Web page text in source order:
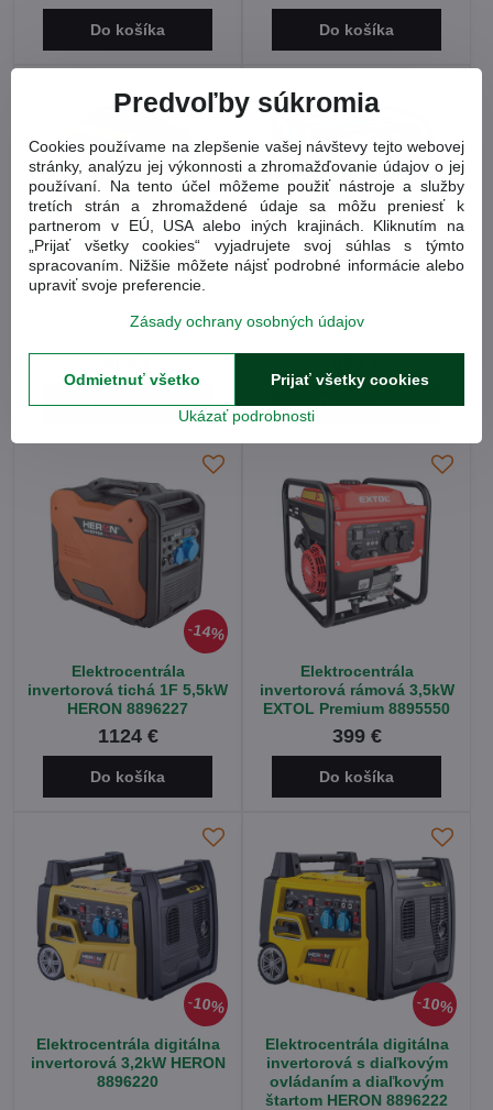
Do košíka Do košíka
10%
Elektrocentrála
invertorová tichá 1F 2,0kW
HERON 8896223
Do košíka
10%
invertorová rámová 1F,
6,5kW HERON 8896233
Do košíka
14%
Elektrocentrála
invertorová tichá 1F 5,5kW
HERON 8896227
1124 €
Do košíka
Elektrocentrála
invertorová rámová 3,5kW
EXTOL Premium 8895550
399 €
Do košíka
10%
Elektrocentrála digitálna
invertorová 3,2kW HERON
8896220
10%
Elektrocentrála digitálna
invertorová s diaľkovým
ovládaním a diaľkovým
štartom HERON 8896222
Predvoľby súkromia
Cookies používame na zlepšenie vašej návštevy tejto webovej
stránky, analýzu jej výkonnosti a zhromažďovanie údajov o jej
používaní. Na tento účel môžeme použiť nástroje a služby
tretích strán a zhromaždené údaje sa môžu preniesť k
partnerom v EÚ, USA alebo iných krajinách. Kliknutím na
„Prijať všetky cookies“ vyjadrujete svoj súhlas s týmto
spracovaním. Nižšie môžete nájsť podrobné informácie alebo
upraviť svoje preferencie.
Zásady ochrany osobných údajov
Ukázať podrobnosti
Prijať všetky cookies
Odmietnuť všetko